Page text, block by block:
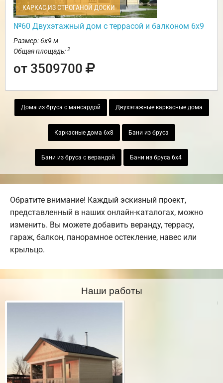
КАРКАС ИЗ СТРОГАНОЙ ДОСКИ
№60 Двухэтажный дом с террасой и балконом 6х9
Размер: 6х9 м
Общая площадь: 2
от 3509700
Дома из бруса с мансардой Двухэтажные каркасные дома
Каркасные дома 6х8 Бани из бруса
Бани из бруса с верандой Бани из бруса 6х4
Обратите внимание! Каждый эскизный проект,
представленный в наших онлайн-каталогах, можно
изменить. Вы можете добавить веранду, террасу,
гараж, балкон, панорамное остекление, навес или
крыльцо.
Наши работы